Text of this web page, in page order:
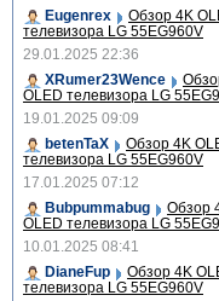
Eugenrex
Обзор 4K
телевизора LG 55EG960V
29.01.2025 22:36
XRumer23Wence
OLED телевизора LG
19.01.2025 09:09
betenTaX
Обзор 4K
телевизора LG 55EG960V
17.01.2025 07:12
Bubpummabug
Обзор
OLED телевизора LG
10.01.2025 08:41
DianeFup
Обзор 4K
телевизора LG 55EG960V